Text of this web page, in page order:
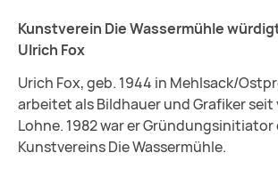
Kunstverein Die Wassermühle
Ulrich Fox
Urich Fox, geb. 1944 in Mehlsack/
arbeitet als Bildhauer und Grafiker seit
Lohne. 1982 war er Gründungsinitiator
Kunstvereins Die Wassermühle.